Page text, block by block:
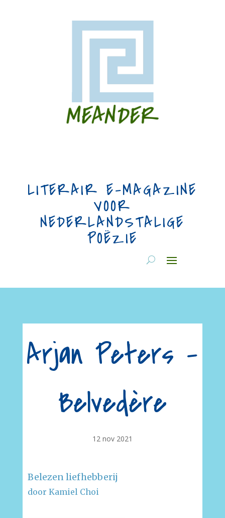
LITERAIR E-MAGAZINE
VOOR
NEDERLANDSTALIGE
POËZIE
Arjan Peters –
Belvedère
12 nov 2021
Belezen liefhebberij
door Kamiel Choi